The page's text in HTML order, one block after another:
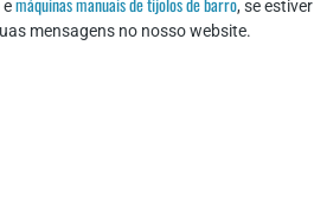
e
, se estiver
mensagens no nosso website.